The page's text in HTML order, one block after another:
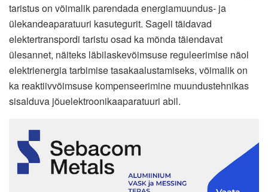
taristus on võimalik parendada energiamuundus- ja
ülekandeaparatuuri kasutegurit. Sageli täidavad
elektertranspordi taristu osad ka mõnda täiendavat
ülesannet, näiteks läbilaskevõimsuse reguleerimise näol
elektrienergia tarbimise tasakaalustamiseks, võimalik on
ka reaktiivvõimsuse kompenseerimine muundustehnikas
sisalduva jõuelektroonikaaparatuuri abil.